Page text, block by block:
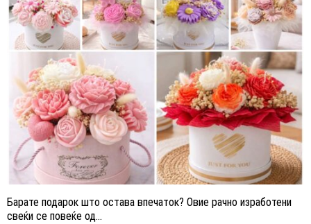
Барате подарок што остава впечаток? Овие рачно изработени
свеќи се повеќе од...